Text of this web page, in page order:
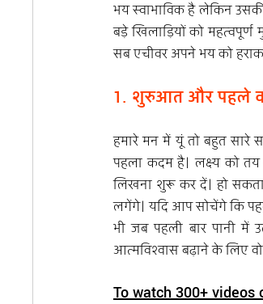
भय स्वाभाविक है लेकिन
बड़े खिलाड़ियों को
सब एचीवर अपने भय को
1. शुरुआत और पहले
हमारे मन में यूं तो बहुत
पहला कदम है। लक्ष्य को
लिखना शुरू कर दें। हो
लगेंगे। यदि आप सोचेंगे कि
भी जब पहली बार पानी में
आत्मविश्वास बढ़ाने के लिए
To watch 300+